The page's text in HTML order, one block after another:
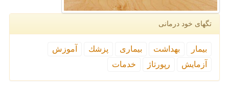
تگهای خود درمانی
بیمار بهداشت بیماری پزشك
آموزش
آزمایش
رپورتاژ خدمات